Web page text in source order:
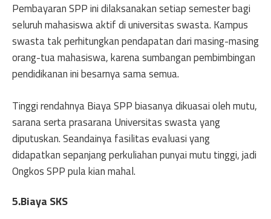
Pembayaran SPP ini dilaksanakan setiap semester bagi
seluruh mahasiswa aktif di universitas swasta. Kampus
swasta tak perhitungkan pendapatan dari masing-masing
orang-tua mahasiswa, karena sumbangan pembimbingan
pendidikanan ini besarnya sama semua.
Tinggi rendahnya Biaya SPP biasanya dikuasai oleh mutu,
sarana serta prasarana Universitas swasta yang
diputuskan. Seandainya fasilitas evaluasi yang
didapatkan sepanjang perkuliahan punyai mutu tinggi, jadi
Ongkos SPP pula kian mahal.
5.Biaya SKS